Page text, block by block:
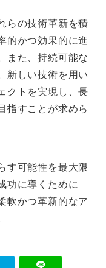
らの技術革新を積
的かつ効果的に進
また、持続可能な
新しい技術を用い
クトを実現し、長
指すことが求めら
す可能性を最大限
功に導くために
軟かつ革新的なア